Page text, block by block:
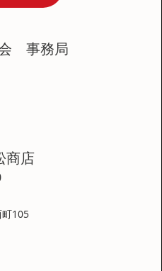
事務局
商店
105